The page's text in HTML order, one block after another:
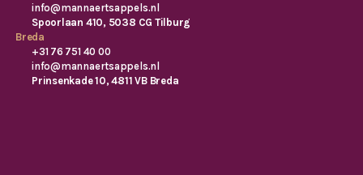
info@mannaertsappels.nl
Spoorlaan 410, 5038 CG Tilburg
Breda
+31 76 751 40 00
info@mannaertsappels.nl
Prinsenkade 10, 4811 VB Breda